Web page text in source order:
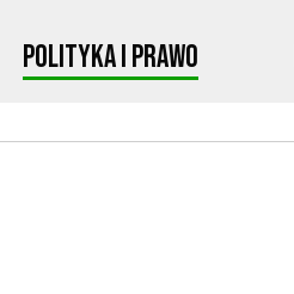
Polityka i prawo